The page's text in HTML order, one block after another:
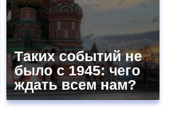
Таких событий не
было с 1945: чего
ждать всем нам?